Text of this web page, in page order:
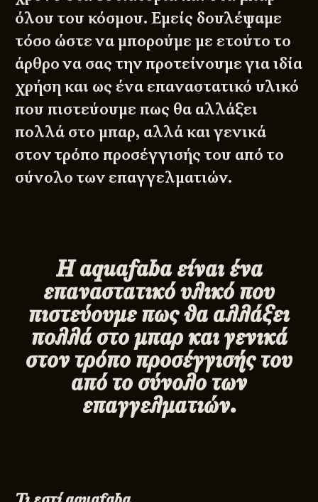
όλου του κόσμου. Εμείς δουλέψαμε
τόσο ώστε να μπορούμε με ετούτο το
άρθρο να σας την προτείνουμε για ιδία
χρήση και ως ένα επαναστατικό υλικό
που πιστεύουμε πως θα αλλάξει
πολλά στο μπαρ, αλλά και γενικά
στον τρόπο προσέγγισής του από το
σύνολο των επαγγελματιών.
Η aquafaba είναι ένα
επαναστατικό υλικό που
πιστεύουμε πως θα αλλάξει
πολλά στο μπαρ και γενικά
στον τρόπο προσέγγισής του
από το σύνολο των
επαγγελματιών.